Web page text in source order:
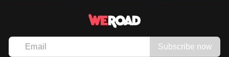
Subscribe now